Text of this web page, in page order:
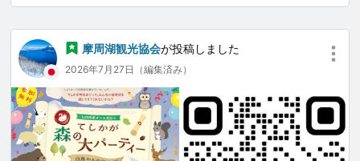
摩周湖観光協会が投稿しました
2026年7月27日（編集済み）